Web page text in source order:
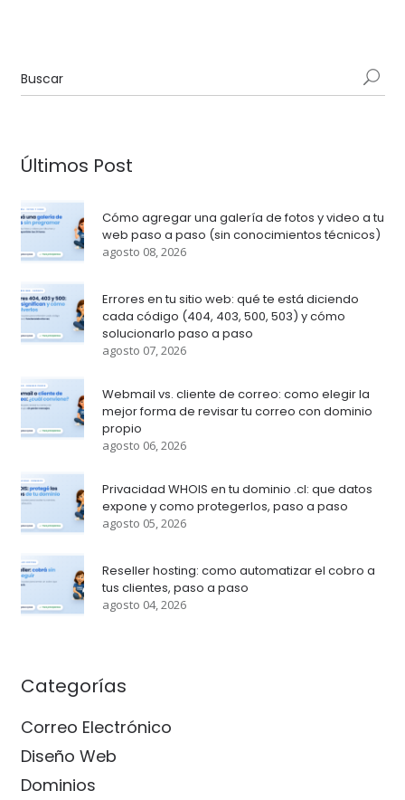
Últimos Post
Cómo agregar una galería de fotos y video a tu
web paso a paso (sin conocimientos técnicos)
agosto 08, 2026
Errores en tu sitio web: qué te está diciendo
cada código (404, 403, 500, 503) y cómo
solucionarlo paso a paso
agosto 07, 2026
Webmail vs. cliente de correo: como elegir la
mejor forma de revisar tu correo con dominio
propio
agosto 06, 2026
Privacidad WHOIS en tu dominio .cl: que datos
expone y como protegerlos, paso a paso
agosto 05, 2026
Reseller hosting: como automatizar el cobro a
tus clientes, paso a paso
agosto 04, 2026
Categorías
Correo Electrónico
Diseño Web
Dominios